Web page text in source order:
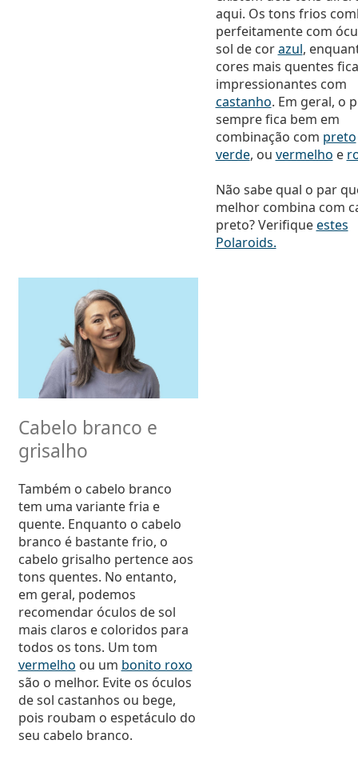
aqui. Os tons frios
perfeitamente com
sol de corazul,
cores mais quentes
impressionantes com
castanho. Em geral, o
sempre fica bem em
combinação com preto
verde, ou vermelho e
Não sabe qual o par
melhor combina com
preto? Verifique estes
Polaroids.
Cabelo branco e
grisalho
Também o cabelo branco
tem uma variante fria e
quente. Enquanto o cabelo
branco é bastante frio, o
cabelo grisalho pertence aos
tons quentes. No entanto,
em geral, podemos
recomendar óculos de sol
mais claros e coloridos para
todos os tons. Um tom
vermelho ou um bonito roxo
são o melhor. Evite os óculos
de sol castanhos ou bege,
pois roubam o espetáculo do
seu cabelo branco.